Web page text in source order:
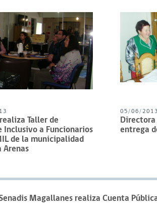
Taller de
Inclusivo a Funcionarios
de la municipalidad
Arenas
05/06/2013
entrega
Magallanes realiza Cuenta